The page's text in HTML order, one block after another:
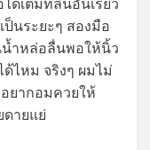
ด้เต็มที่ลิ้นอันเรียว
ป็นระยะๆ สองมือ
น้ำหล่อลื่นพอให้นิ้ว
ด้ไหม จริงๆ ผมไม่
ยากอมควยให้
ดายแย่